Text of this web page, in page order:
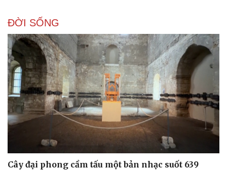
ĐỜI SỐNG
Cây đại phong cầm tấu một bản nhạc suốt 639